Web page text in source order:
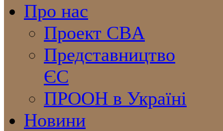
Про нас
Проект CBA
Представництво
ЄС
ПРООН в Україні
Новини